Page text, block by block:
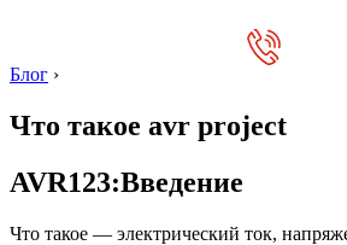
Блог ›
Что такое avr project
AVR123:Введение
Что такое — электрический ток,